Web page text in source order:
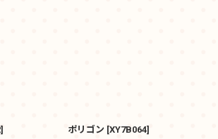
] ポリゴン [XY7B064]